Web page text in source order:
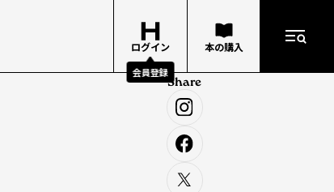
ログイン
会員登録
本の購入
Share